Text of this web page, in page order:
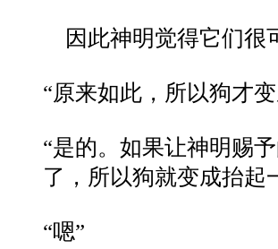
因此神明觉得它们很
“原来如此，所以狗才
“是的。如果让神明赐
了，所以狗就变成抬起
“嗯”